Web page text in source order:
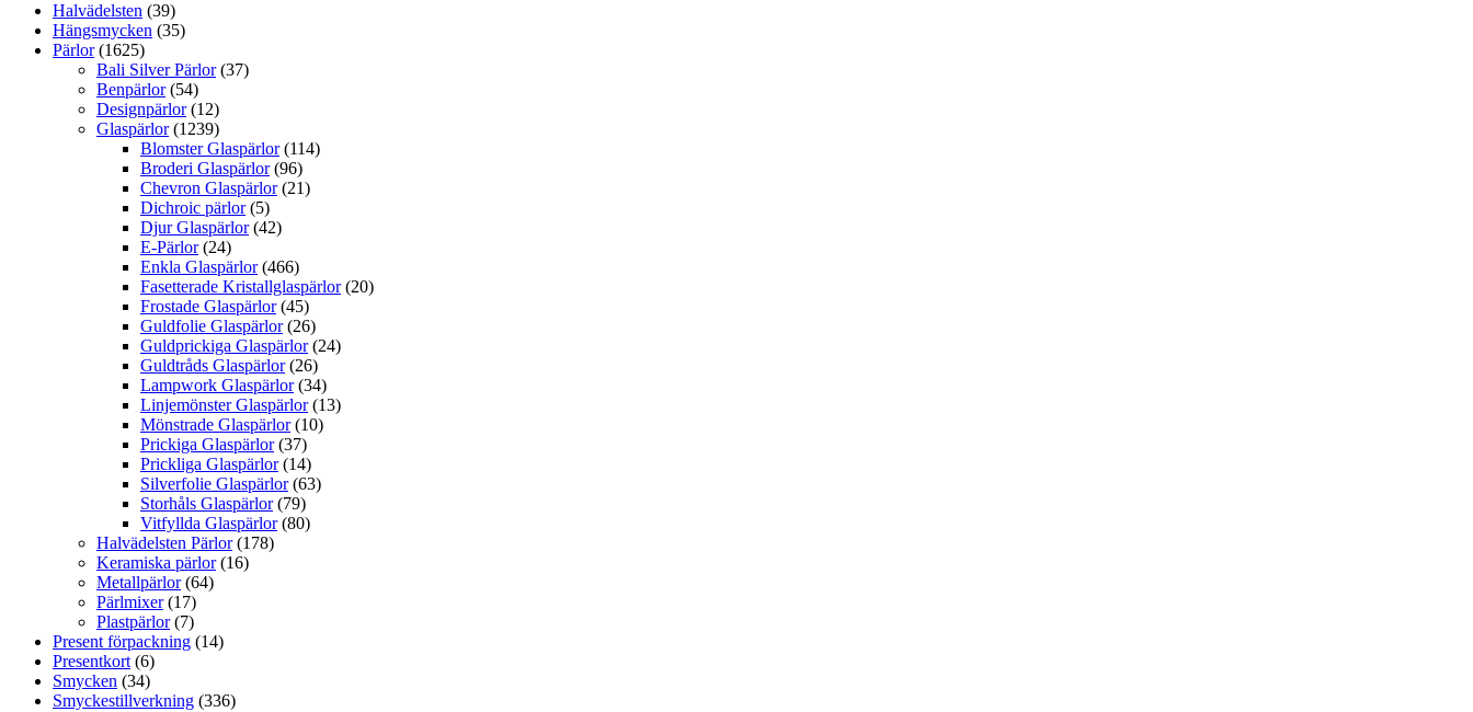
Halvädelsten (39)
Hängsmycken (35)
Pärlor (1625)
Bali Silver Pärlor (37)
Benpärlor (54)
Designpärlor (12)
Glaspärlor (1239)
Blomster Glaspärlor (114)
Broderi Glaspärlor (96)
Chevron Glaspärlor (21)
Dichroic pärlor (5)
Djur Glaspärlor (42)
E-Pärlor (24)
Enkla Glaspärlor (466)
Fasetterade Kristallglaspärlor (20)
Frostade Glaspärlor (45)
Guldfolie Glaspärlor (26)
Guldprickiga Glaspärlor (24)
Guldtråds Glaspärlor (26)
Lampwork Glaspärlor (34)
Linjemönster Glaspärlor (13)
Mönstrade Glaspärlor (10)
Prickiga Glaspärlor (37)
Prickliga Glaspärlor (14)
Silverfolie Glaspärlor (63)
Storhåls Glaspärlor (79)
Vitfyllda Glaspärlor (80)
Halvädelsten Pärlor (178)
Keramiska pärlor (16)
Metallpärlor (64)
Pärlmixer (17)
Plastpärlor (7)
Present förpackning (14)
Presentkort (6)
Smycken (34)
Smyckestillverkning (336)